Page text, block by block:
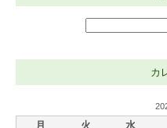
カ
月 火 水